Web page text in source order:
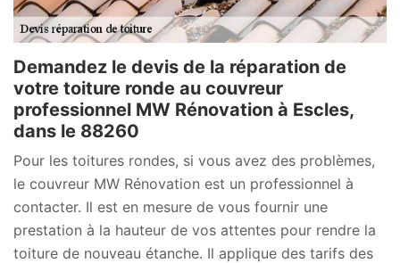
Demandez le devis de la réparation de
votre toiture ronde au couvreur
professionnel MW Rénovation à Escles,
dans le 88260
Pour les toitures rondes, si vous avez des problèmes,
le couvreur MW Rénovation est un professionnel à
contacter. Il est en mesure de vous fournir une
prestation à la hauteur de vos attentes pour rendre la
toiture de nouveau étanche. Il applique des tarifs des